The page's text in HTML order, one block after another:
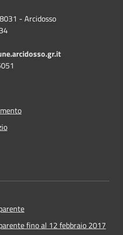
- Arcidosso
fino al 12 febbraio 2017